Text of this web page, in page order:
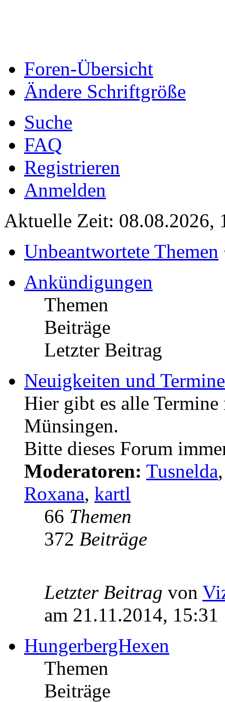
Foren-Übersicht
Ändere Schriftgröße
Suche
FAQ
Registrieren
Anmelden
Aktuelle Zeit: 08.08.2026,
Unbeantwortete Themen
Ankündigungen
Themen
Beiträge
Letzter Beitrag
Neuigkeiten und Termine
Hier gibt es alle
Münsingen.
Bitte dieses Forum
Moderatoren: Tusnelda
Roxana, kartl
66 Themen
372 Beiträge
Letzter Beitrag von
am 21.11.2014, 15:31
HungerbergHexen
Themen
Beiträge